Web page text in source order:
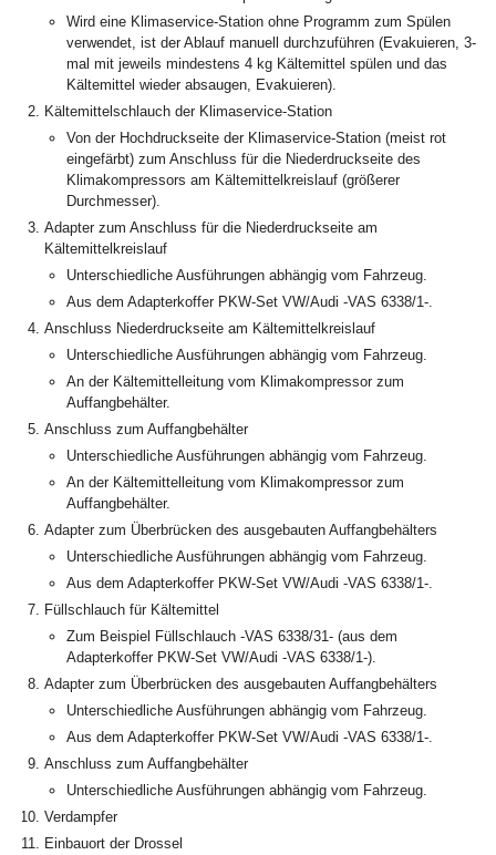
Wird eine Klimaservice-Station ohne Programm zum Spülen
verwendet, ist der Ablauf manuell durchzuführen (Evakuieren, 3-
mal mit jeweils mindestens 4 kg Kältemittel spülen und das
Kältemittel wieder absaugen, Evakuieren).
Kältemittelschlauch der Klimaservice-Station
Von der Hochdruckseite der Klimaservice-Station (meist rot
eingefärbt) zum Anschluss für die Niederdruckseite des
Klimakompressors am Kältemittelkreislauf (größerer
Durchmesser).
Adapter zum Anschluss für die Niederdruckseite am
Kältemittelkreislauf
Unterschiedliche Ausführungen abhängig vom Fahrzeug.
Aus dem Adapterkoffer PKW-Set VW/Audi -VAS 6338/1-.
Anschluss Niederdruckseite am Kältemittelkreislauf
Unterschiedliche Ausführungen abhängig vom Fahrzeug.
An der Kältemittelleitung vom Klimakompressor zum
Auffangbehälter.
Anschluss zum Auffangbehälter
Unterschiedliche Ausführungen abhängig vom Fahrzeug.
An der Kältemittelleitung vom Klimakompressor zum
Auffangbehälter.
Adapter zum Überbrücken des ausgebauten Auffangbehälters
Unterschiedliche Ausführungen abhängig vom Fahrzeug.
Aus dem Adapterkoffer PKW-Set VW/Audi -VAS 6338/1-.
Füllschlauch für Kältemittel
Zum Beispiel Füllschlauch -VAS 6338/31- (aus dem
Adapterkoffer PKW-Set VW/Audi -VAS 6338/1-).
Adapter zum Überbrücken des ausgebauten Auffangbehälters
Unterschiedliche Ausführungen abhängig vom Fahrzeug.
Aus dem Adapterkoffer PKW-Set VW/Audi -VAS 6338/1-.
Anschluss zum Auffangbehälter
Unterschiedliche Ausführungen abhängig vom Fahrzeug.
Verdampfer
Einbauort der Drossel